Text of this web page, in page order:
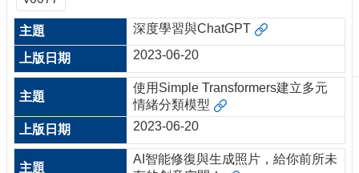
物
校
務
服
務
專
題
報
深度學習與ChatGPT
2023-06-20
使用Simple Transformers建立多元
情緒分類模型
2023-06-20
AI智能修復與生成照片，給你前所未